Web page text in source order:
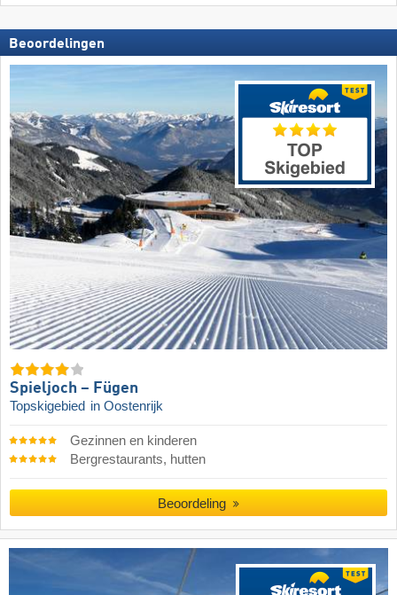
Beoordelingen
Spieljoch – Fügen
Topskigebied in Oostenrijk
Gezinnen en kinderen
Bergrestaurants, hutten
Beoordeling